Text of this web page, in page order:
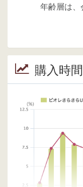
年齢層は
購入時間